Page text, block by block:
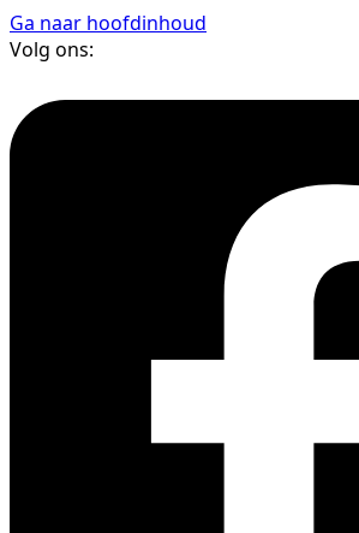
Ga naar hoofdinhoud
Volg ons: